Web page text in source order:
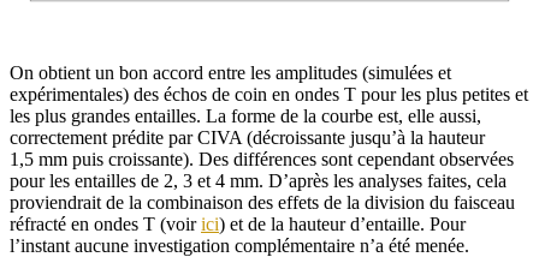
On obtient un bon accord entre les amplitudes (simulées et
expérimentales) des échos de coin en ondes T pour les plus petites et
les plus grandes entailles. La forme de la courbe est, elle aussi,
correctement prédite par CIVA (décroissante jusqu’à la hauteur
1,5 mm puis croissante). Des différences sont cependant observées
pour les entailles de 2, 3 et 4 mm. D’après les analyses faites, cela
proviendrait de la combinaison des effets de la division du faisceau
réfracté en ondes T (voirici) et de la hauteur d’entaille. Pour
l’instant aucune investigation complémentaire n’a été menée.